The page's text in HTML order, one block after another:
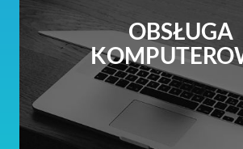
OBSŁUGA